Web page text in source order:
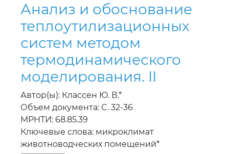
Анализ и обоснование
теплоутилизационных
систем методом
термодинамического
моделирования. II
Автор(ы): Классен Ю. В.*
Объем документа: C. 32-36
МРНТИ: 68.85.39
Ключевые слова: микроклимат
животноводческих помещений*